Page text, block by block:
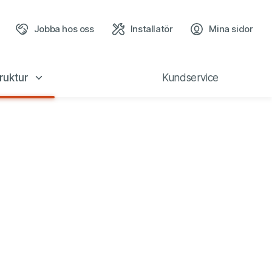
Jobba hos oss Installatör
Mina sidor
Kundservice